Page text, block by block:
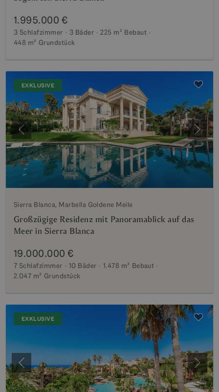
1.995.000 €
3 Schlafzimmer 3 Bäder 225 m² Bebaut
448 m² Grundstück
EXKLUSIVE
Vorherige
Sierra Blanca, Marbella Goldene Meile
Großzügige Residenz mit Panoramablick auf das
Meer in Sierra Blanca
19.000.000 €
7 Schlafzimmer 10 Bäder 1.478 m² Bebaut
2.047 m² Grundstück
EXKLUSIVE
Vorherige